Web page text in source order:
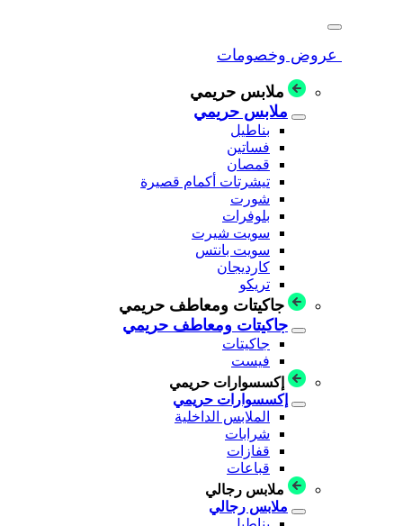
عروض وخصومات
ملابس حريمي
ملابس حريمي
بناطيل
فساتين
قمصان
تيشرتات أكمام قصيرة
شورت
بلوفرات
سويت شيرت
سويت بانتس
كارديجان
تريكو
جاكيتات ومعاطف حريمي
جاكيتات ومعاطف حريمي
جاكيتات
فيست
إكسسوارات حريمي
إكسسوارات حريمي
الملابس الداخلية
شرابات
قفازات
قباعات
ملابس رجالي
ملابس رجالي